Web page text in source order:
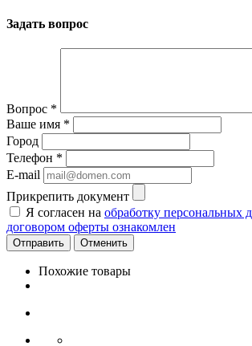
Задать вопрос
Вопрос *
Ваше имя *
Город
Телефон *
E-mail
Прикрепить документ
Я согласен на обработку персональных
договором оферты ознакомлен
Отменить
Похожие товары